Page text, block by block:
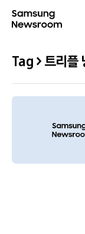
Tag > 트리플